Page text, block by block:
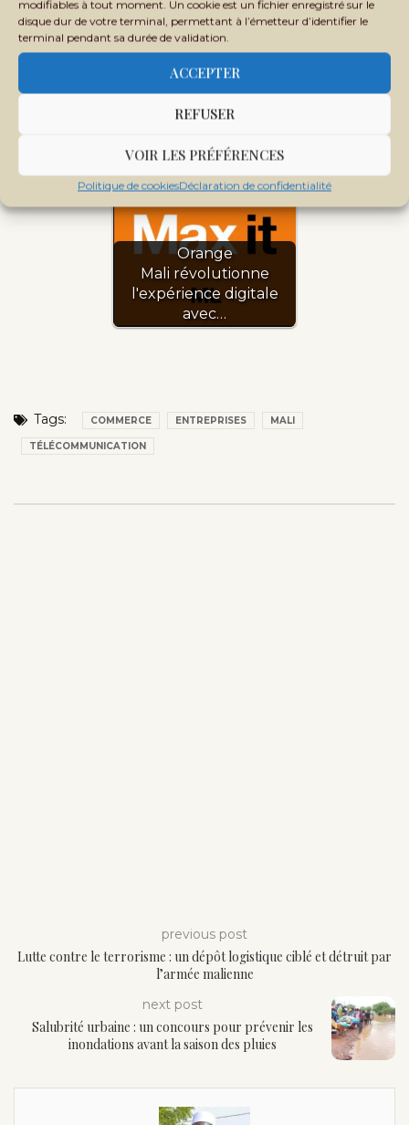
modifiables à tout moment. Un cookie est un fichier enregistré sur le
disque dur de votre terminal, permettant à l’émetteur d’identifier le
terminal pendant sa durée de validation.
ACCEPTER
REFUSER
VOIR LES PRÉFÉRENCES
Politique de cookiesDéclaration de confidentialité
Orange Money : pas
d'interruption des
services dans…
Orange
Mali révolutionne
l'expérience digitale
avec…
Tags: COMMERCE ENTREPRISES MALI
TÉLÉCOMMUNICATION
previous post
Lutte contre le terrorisme : un dépôt logistique ciblé et détruit par
l’armée malienne
next post
Salubrité urbaine : un concours pour prévenir les
inondations avant la saison des pluies